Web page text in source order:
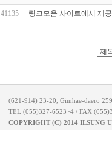
41135 링크모음 사이트에서 제
(621-914) 23-20, Gimhae-daero
TEL (055)327-6523~4 / FAX
COPYRIGHT (C) 2014 ILSUNG